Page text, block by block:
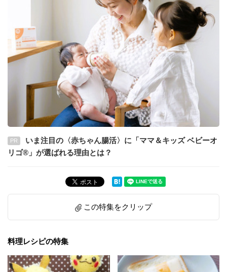
PR
いま注目の〈赤ちゃん腸活〉に「ママ＆キッズ ベビーオ
リゴ®」が選ばれる理由とは？
この特集をクリップ
料理レシピの特集